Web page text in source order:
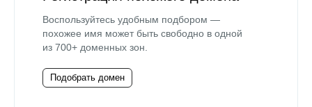
Воспользуйтесь удобным подбором —
похожее имя может быть свободно в одной
из 700+ доменных зон.
Подобрать домен